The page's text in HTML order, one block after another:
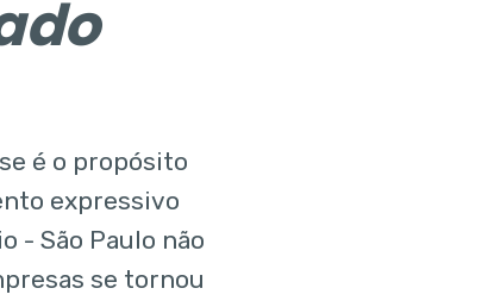
é o propósito
expressivo
- São Paulo não
se tornou